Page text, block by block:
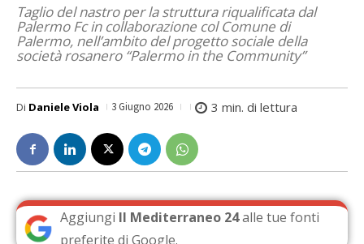
Taglio del nastro per la struttura riqualificata dal
Palermo Fc in collaborazione col Comune di
Palermo, nell’ambito del progetto sociale della
società rosanero “Palermo in the Community”
Di Daniele Viola 3 Giugno 2026 3 min. di lettura
Aggiungi Il Mediterraneo 24alle tue fonti
preferite di Google.